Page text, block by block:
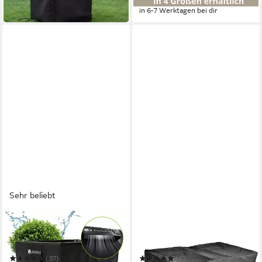
in 2-3 Werktagen bei dir in 6-7 Werktagen bei dir
Sehr beliebt
JUSKYS
Gartenmöbel-Schutzhülle
CoverSafe Pro
(37)
Schutzhülle Plane Abdeckung
Gartenmöbel Abdeckplane
(2)